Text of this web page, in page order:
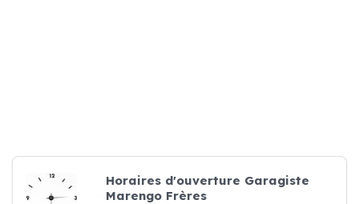
Horaires d'ouverture Garagiste
Marengo Frères